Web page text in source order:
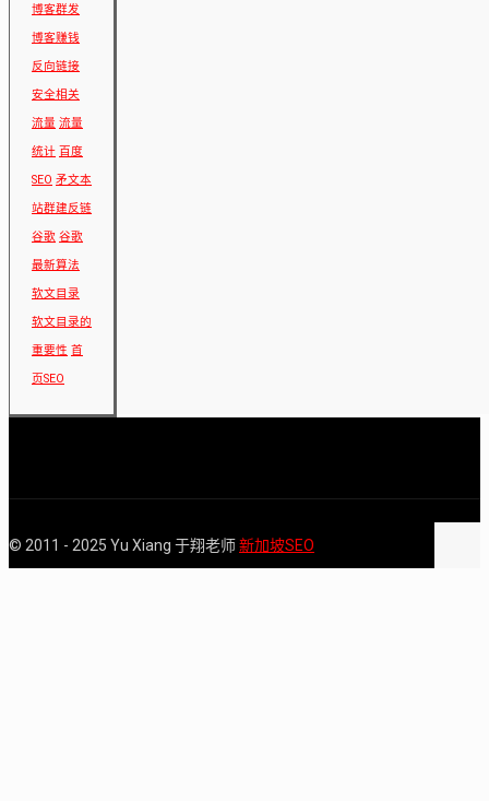
博客群发
博客赚钱
反向链接
安全相关
流量 流量
统计 百度
SEO 矛文本
站群建反链
谷歌 谷歌
最新算法
软文目录
软文目录的
重要性 首
页SEO
© 2011 - 2025 Yu Xiang 于翔老师新加坡SEO